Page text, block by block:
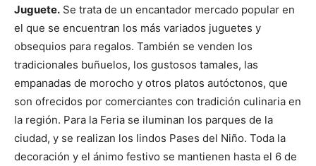
Juguete. Se trata de un encantador mercado popular en
el que se encuentran los más variados juguetes y
obsequios para regalos. También se venden los
tradicionales buñuelos, los gustosos tamales, las
empanadas de morocho y otros platos autóctonos, que
son ofrecidos por comerciantes con tradición culinaria en
la región. Para la Feria se iluminan los parques de la
ciudad, y se realizan los lindos Pases del Niño. Toda la
decoración y el ánimo festivo se mantienen hasta el 6 de